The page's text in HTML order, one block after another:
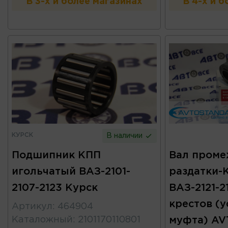
КУРСК В наличии
Подшипник КПП
игольчатый ВАЗ-2101-
2107-2123 Курск
Артикул : 464904
Каталожный : 2101170110801
Вал
ВАЗ-2121-
крестов
муфта)